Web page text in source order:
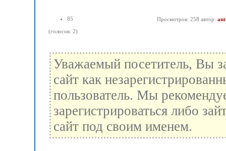
85
(голосов: 2)
Просмотров: 258 автор:
Уважаемый посетитель, Вы
сайт как
пользователь. Мы
зарегистрироваться либо
сайт под своим именем.